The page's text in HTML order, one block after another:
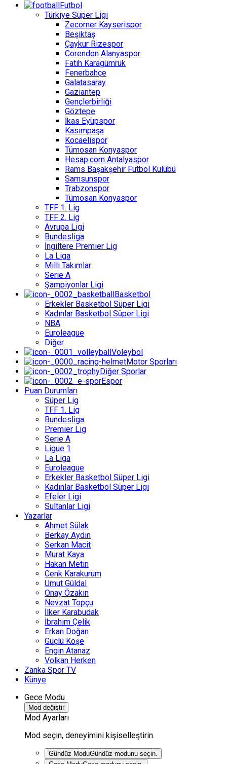
Futbol
Türkiye Süper Ligi
Zecorner Kayserispor
Beşiktaş
Çaykur Rizespor
Corendon Alanyaspor
Fatih Karagümrük
Fenerbahçe
Galatasaray
Gaziantep
Gençlerbirliği
Göztepe
İkas Eyüpspor
Kasımpaşa
Kocaelispor
Tümosan Konyaspor
Hesap.com Antalyaspor
Rams Başakşehir Futbol Kulübü
Samsunspor
Trabzonspor
Tümosan Konyaspor
TFF 1. Lig
TFF 2. Lig
Avrupa Ligi
Bundesliga
İngiltere Premier Lig
La Liga
Milli Takımlar
Serie A
Şampiyonlar Ligi
Basketbol
Erkekler Basketbol Süper Ligi
Kadınlar Basketbol Süper Ligi
NBA
Euroleague
Diğer
Voleybol
Motor Sporları
Diğer Sporlar
Espor
Puan Durumları
Süper Lig
TFF 1. Lig
Bundesliga
Premier Lig
Serie A
Ligue 1
La Liga
Euroleague
Erkekler Basketbol Süper Ligi
Kadınlar Basketbol Süper Ligi
Efeler Ligi
Sultanlar Ligi
Yazarlar
Ahmet Sülak
Berkay Aydın
Serkan Macit
Murat Kaya
Hakan Metin
Cenk Karakurum
Umut Güldal
Onay Özakın
Nevzat Topçu
İlker Karabudak
İbrahim Çelik
Erkan Doğan
Güçlü Köşe
Engin Atanaz
Volkan Herken
Zanka Spor TV
Künye
Gece Modu
Mod değiştir
Mod Ayarları
Mod seçin, deneyimini kişiselleştirin.
Gündüz ModuGündüz modunu seçin.